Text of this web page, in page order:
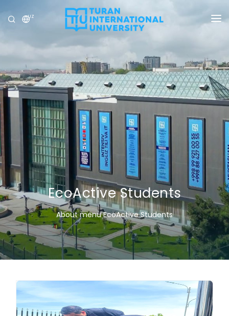
UZ
UNIVERSITET
DASTURLAR
QABUL
TADQIQOT
XALQARO ALOQALAR
YANGILIKLAR
OLIMPIADA
EcoActive Students
About menu EcoActive Students